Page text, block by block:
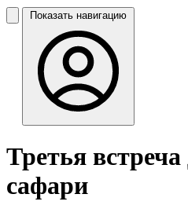
Показать навигацию
Третья
сафари